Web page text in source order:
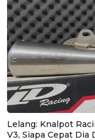
Lelang: Knalpot
V3, Siapa Cepat Dia